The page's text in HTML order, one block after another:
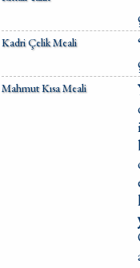
Kadri Çelik Meali
Mahmut Kısa Meali